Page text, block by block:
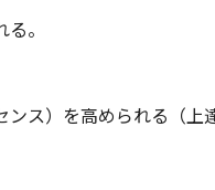
る。
ス）を高められる（上